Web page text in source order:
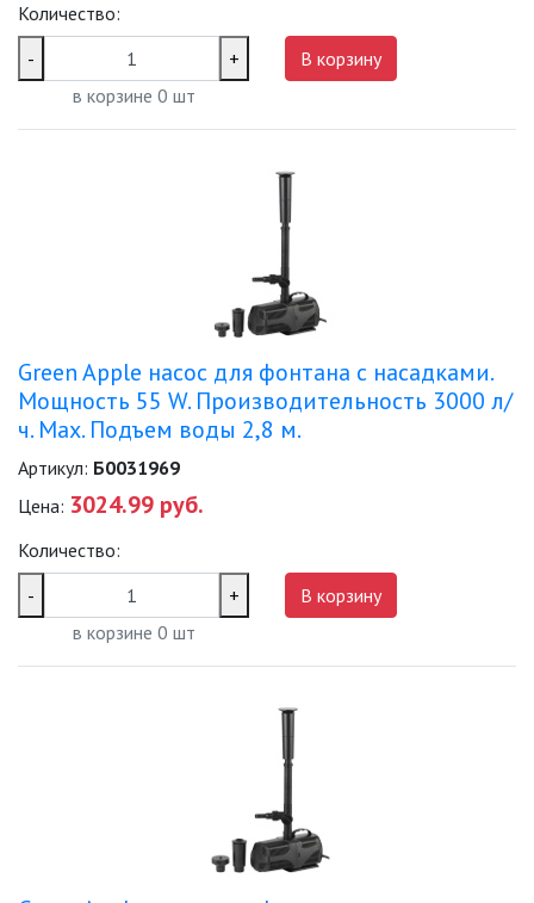
Количество:
-
+
в корзине 0 шт
В корзину
Green Apple насос для фонтана с насадками.
Мощность 55 W. Производительность 3000 л/
ч. Max. Подъем воды 2,8 м.
Артикул: Б0031969
Цена: 3024.99 руб.
Количество:
-
+
в корзине 0 шт
В корзину